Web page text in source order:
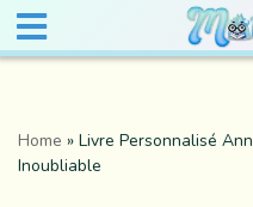
Home » Livre Personnalisé
Inoubliable